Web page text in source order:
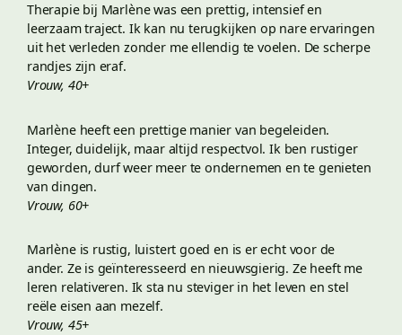
Therapie bij Marlène was een prettig, intensief en
leerzaam traject. Ik kan nu terugkijken op nare ervaringen
uit het verleden zonder me ellendig te voelen. De scherpe
randjes zijn eraf.
Vrouw, 40+
Marlène heeft een prettige manier van begeleiden.
Integer, duidelijk, maar altijd respectvol. Ik ben rustiger
geworden, durf weer meer te ondernemen en te genieten
van dingen.
Vrouw, 60+
Marlène is rustig, luistert goed en is er echt voor de
ander. Ze is geïnteresseerd en nieuwsgierig. Ze heeft me
leren relativeren. Ik sta nu steviger in het leven en stel
reële eisen aan mezelf.
Vrouw, 45+